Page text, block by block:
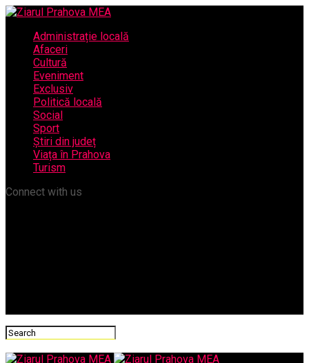
Administrație locală
Afaceri
Cultură
Eveniment
Exclusiv
Politică locală
Social
Sport
Știri din județ
Viața în Prahova
Turism
Connect with us